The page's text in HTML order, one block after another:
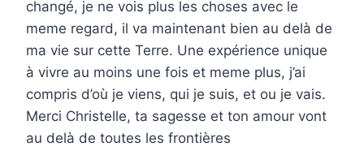
changé, je ne vois plus les choses avec le
meme regard, il va maintenant bien au delà de
ma vie sur cette Terre. Une expérience unique
à vivre au moins une fois et meme plus, j’ai
compris d’où je viens, qui je suis, et ou je vais.
Merci Christelle, ta sagesse et ton amour vont
au delà de toutes les frontières